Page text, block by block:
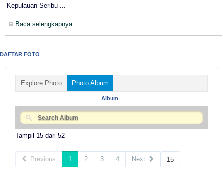
Kepulauan Seribu ...
Baca selengkapnya
DAFTAR FOTO
Explore Photo Photo Album
Album
Tampil 15 dari 52
Previous 1 2 3 4 Next